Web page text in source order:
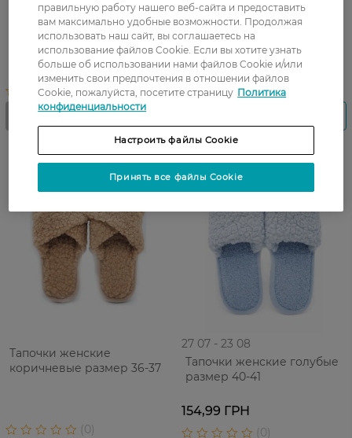
Тапочки женские
коричневые размер 40-41
Тапочки женские
коричневые размер 38-39
Тапочки женские
коричневые размер 36-37
27 07 - 23 08
Тапочки женские голубые
размер 40-41
154,99 ГРН
правильную работу нашего веб-сайта и предоставить
вам максимально удобные возможности. Продолжая
использовать наш сайт, вы соглашаетесь на
использование файлов Cookie. Если вы хотите узнать
больше об использовании нами файлов Cookie и/или
изменить свои предпочтения в отношении файлов
Cookie, пожалуйста, посетите страницу Политика
конфиденциальности
Настроить файлы Cookie
Принять все файлы Cookie